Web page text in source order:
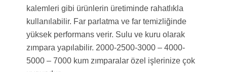
kalemleri gibi ürünlerin üretiminde rahatlıkla
kullanılabilir. Far parlatma ve far temizliğinde
yüksek performans verir. Sulu ve kuru olarak
zımpara yapılabilir. 2000-2500-3000 – 4000-
5000 – 7000 kum zımparalar özel işlerinize çok